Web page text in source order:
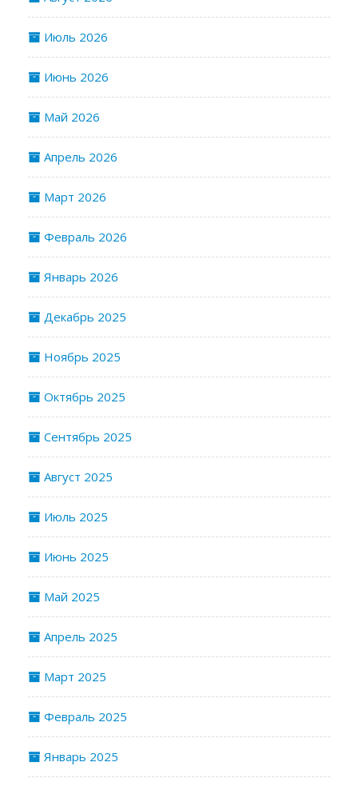
Июль 2026
Июнь 2026
Май 2026
Апрель 2026
Март 2026
Февраль 2026
Январь 2026
Декабрь 2025
Ноябрь 2025
Октябрь 2025
Сентябрь 2025
Август 2025
Июль 2025
Июнь 2025
Май 2025
Апрель 2025
Март 2025
Февраль 2025
Январь 2025